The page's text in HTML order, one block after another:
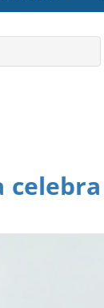
celebra